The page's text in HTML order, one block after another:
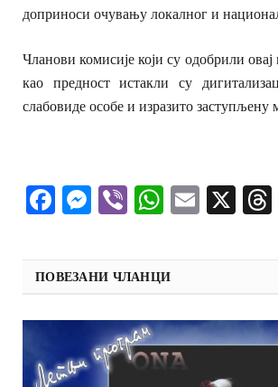
доприноси очувању локалног и
Чланови комисије који су одобрили овај
као предност истакли су
слабовиде особе и изразито заступљену
Facebook
Messenger
Viber Email
X
ПОВЕЗАНИ ЧЛАНЦИ